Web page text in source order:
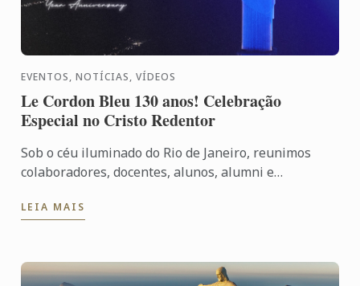
EVENTOS, NOTÍCIAS, VÍDEOS
Le Cordon Bleu 130 anos! Celebração
Especial no Cristo Redentor
Sob o céu iluminado do Rio de Janeiro, reunimos
colaboradores, docentes, alunos, alumni e
simboliza nossa ...
LEIA MAIS